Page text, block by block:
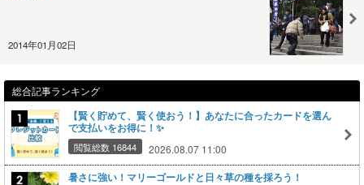
2014年01月02日
総合記事ランキング
【賢く貯めて、賢く使おう！】あなたに合ったカードを選ん
で支払いをお得に！✨
閲覧総数 16844 2026.08.07 11:00
暑さに強い！マリーゴールドと日々草の種を採ろう！